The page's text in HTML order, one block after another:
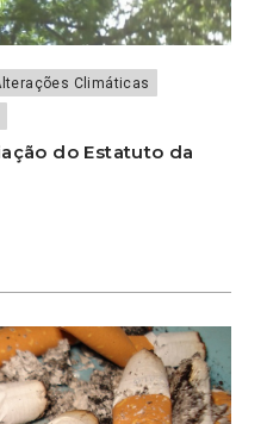
Climáticas
do Estatuto da